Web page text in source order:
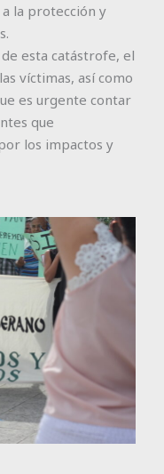
la protección y
esta catástrofe, el
víctimas, así como
es urgente contar
que
los impactos y